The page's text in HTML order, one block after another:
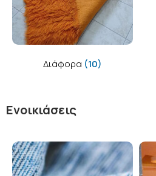
Διάφορα (10)
Ενοικιάσεις